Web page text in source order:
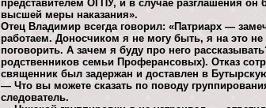
представителем ОГПУ, и в случае разглашения
высшей меры наказания».
Отец Владимир всегда говорил: «Патриарх —
работаем. Доносчиком я не могу быть, я на это
поговорить. А зачем я буду про него
родственников семьи Проферансовых). Отказ
священник был задержан и доставлен в
— Что вы можете сказать по поводу
следователь.